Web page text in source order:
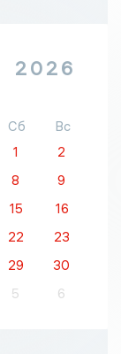
2026
Сб
Вс
1
2
8
9
15
16
22
23
29
30
5 6